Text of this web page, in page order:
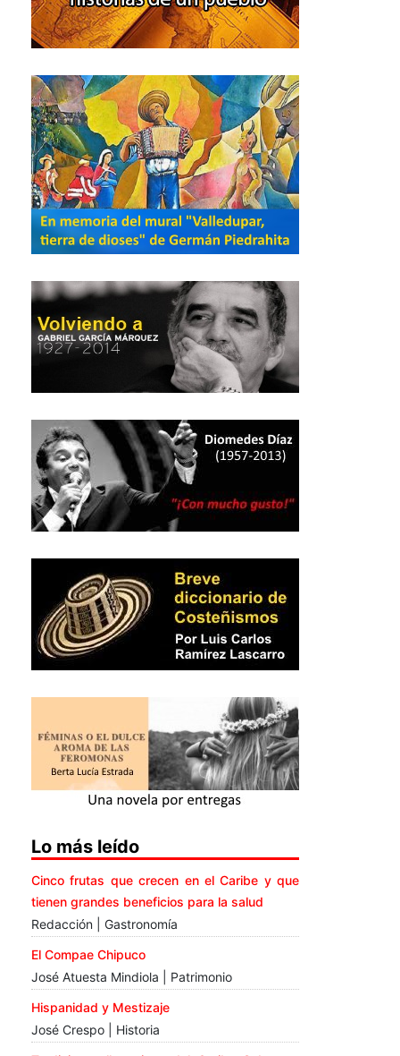
Lo más leído
Cinco frutas que crecen en el Caribe y que
tienen grandes beneficios para la salud
Redacción | Gastronomía
El Compae Chipuco
José Atuesta Mindiola | Patrimonio
Hispanidad y Mestizaje
José Crespo | Historia